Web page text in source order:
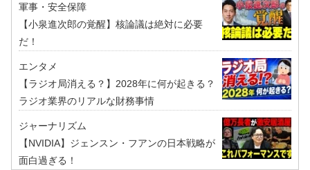
軍事・安全保障
【小泉進次郎の覚醒】核論議は絶対に必要
だ！
エンタメ
【ラジオ局消える？】2028年に何が起きる？
ラジオ業界のリアルな財務事情
ジャーナリズム
【NVIDIA】ジェンスン・フアンの日本戦略が
面白過ぎる！